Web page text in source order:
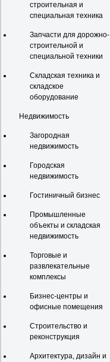
строительная и
специальная техника
Запчасти для дорожно-
строительной и
специальной техники
Складская техника и
складское
оборудование
Недвижимость
Загородная
недвижимость
Городская
недвижимость
Гостиничный бизнес
Промышленные
объекты и складская
недвижимость
Торговые и
развлекательные
комплексы
Бизнес-центры и
офисные помещения
Строительство и
реконструкция
Архитектура, дизайн и